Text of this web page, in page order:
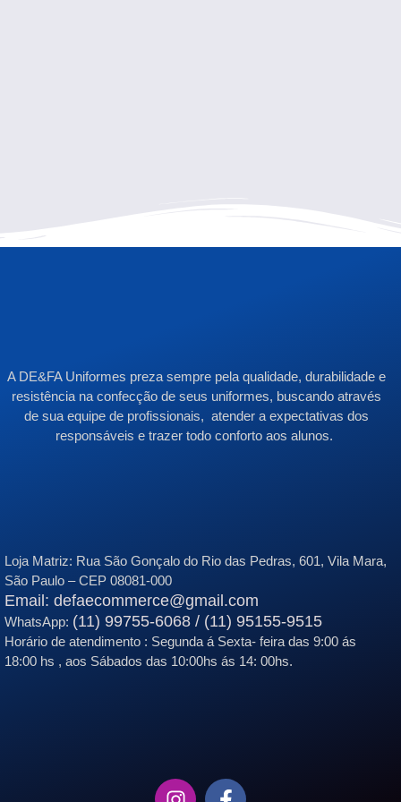
A DE&FA Uniformes preza sempre pela qualidade, durabilidade e
resistência na confecção de seus uniformes, buscando através
de sua equipe de profissionais, atender a expectativas dos
responsáveis e trazer todo conforto aos alunos.
Loja Matriz: Rua São Gonçalo do Rio das Pedras, 601, Vila Mara,
São Paulo – CEP 08081-000
Email: defaecommerce@gmail.com
WhatsApp: (11) 99755-6068 / (11) 95155-9515
Horário de atendimento : Segunda á Sexta- feira das 9:00 ás
18:00 hs , aos Sábados das 10:00hs ás 14: 00hs.